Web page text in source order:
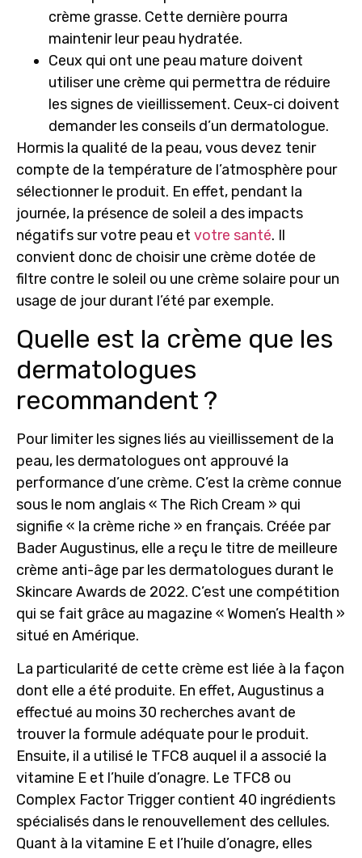
crème grasse. Cette dernière pourra
maintenir leur peau hydratée.
Ceux qui ont une peau mature doivent
utiliser une crème qui permettra de réduire
les signes de vieillissement. Ceux-ci doivent
demander les conseils d’un dermatologue.
Hormis la qualité de la peau, vous devez tenir
compte de la température de l’atmosphère pour
sélectionner le produit. En effet, pendant la
journée, la présence de soleil a des impacts
négatifs sur votre peau et votre santé. Il
convient donc de choisir une crème dotée de
filtre contre le soleil ou une crème solaire pour un
usage de jour durant l’été par exemple.
Quelle est la crème que les
dermatologues
recommandent ?
Pour limiter les signes liés au vieillissement de la
peau, les dermatologues ont approuvé la
performance d’une crème. C’est la crème connue
sous le nom anglais « The Rich Cream » qui
signifie « la crème riche » en français. Créée par
Bader Augustinus, elle a reçu le titre de meilleure
crème anti-âge par les dermatologues durant le
Skincare Awards de 2022. C’est une compétition
qui se fait grâce au magazine « Women’s Health »
situé en Amérique.
La particularité de cette crème est liée à la façon
dont elle a été produite. En effet, Augustinus a
effectué au moins 30 recherches avant de
trouver la formule adéquate pour le produit.
Ensuite, il a utilisé le TFC8 auquel il a associé la
vitamine E et l’huile d’onagre. Le TFC8 ou
Complex Factor Trigger contient 40 ingrédients
spécialisés dans le renouvellement des cellules.
Quant à la vitamine E et l’huile d’onagre, elles